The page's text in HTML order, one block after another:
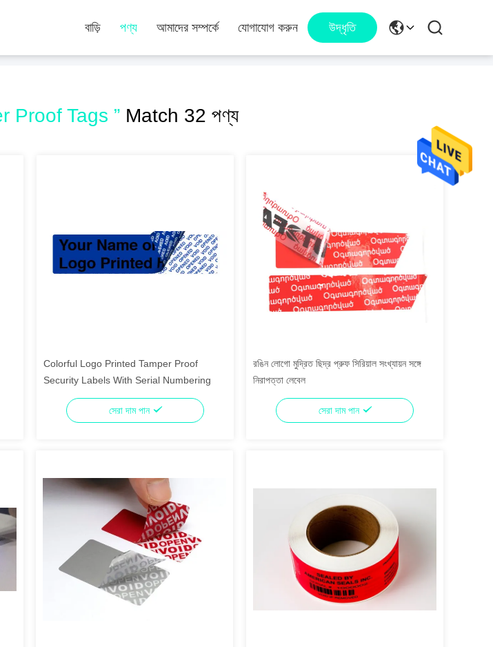
বাড়ি পণ্য আমাদের সম্পর্কে যোগাযোগ করুন উদ্ধৃতি
Proof Tags ”Match 32 পণ্য
Colorful Logo Printed Tamper Proof
Security Labels With Serial Numbering
সেরা দাম পান
রঙিন লোগো মুদ্রিত ছিদ্র প্রুফ সিরিয়াল সংখ্যায়ন সঙ্গে
নিরাপত্তা লেবেল
সেরা দাম পান